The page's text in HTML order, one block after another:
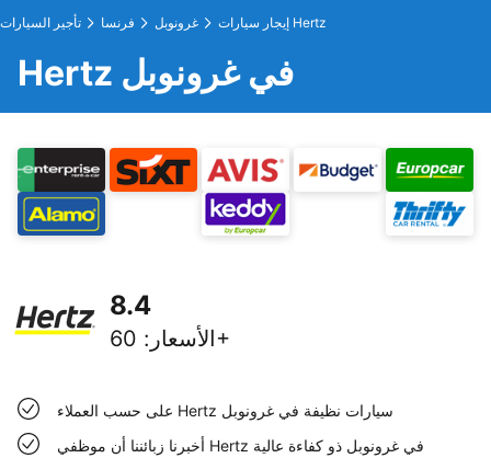
تأجير السيارات فرنسا غرونوبل إيجار سيارات Hertz
Hertz في غرونوبل
8.4
الأسعار : 60+
على حسب العملاء Hertz سيارات نظيفة في غرونوبل
أخبرنا زبائننا أن موظفي Hertz في غرونوبل ذو كفاءة عالية